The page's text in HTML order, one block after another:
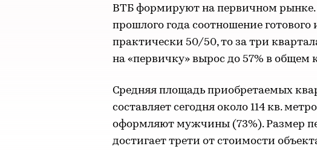
ВТБ формируют на первичном рынке.
прошлого года соотношение
практически 50/50, то за три
на «первичку» вырос до 57% в общем
Средняя площадь приобретаемых
составляет сегодня около 114 кв.
оформляют мужчины (73%). Размер
достигает трети от стоимости